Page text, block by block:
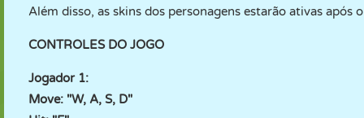
Além disso, as skins dos personagens estarão ativas após
CONTROLES DO JOGO
Jogador 1:
Move: "W, A, S, D"